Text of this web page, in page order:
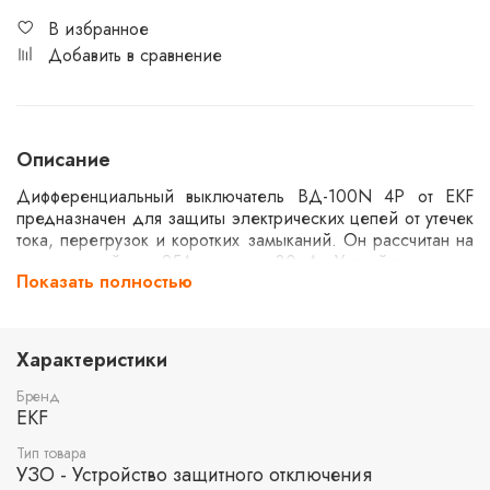
В избранное
Добавить в сравнение
Описание
Дифференциальный выключатель ВД-100N 4P от EKF
предназначен для защиты электрических цепей от утечек
тока, перегрузок и коротких замыканий. Он рассчитан на
номинальный ток 25А и утечку 30мА. Устройство имеет
электромеханический принцип действия и рассчитано на
обеспечивая безопасность электроустановок.
Показать полностью
Характеристики
Бренд
EKF
Тип товара
УЗО - Устройство защитного отключения